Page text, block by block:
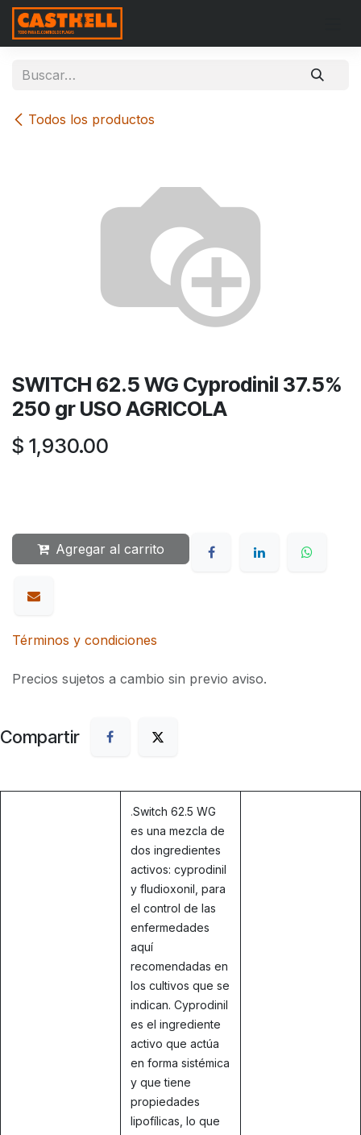
Ir al contenido
Todos los productos
SWITCH 62.5 WG Cyprodinil 37.5%
250 gr USO AGRICOLA
$ 1,930.00
Agregar al carrito
Términos y condiciones
Precios sujetos a cambio sin previo aviso.
Compartir
.Switch 62.5 WG
es una mezcla de
dos ingredientes
activos: cyprodinil
y fludioxonil, para
el control de las
enfermedades
aquí
recomendadas en
los cultivos que se
indican. Cyprodinil
es el ingrediente
activo que actúa
en forma sistémica
y que tiene
propiedades
lipofílicas, lo que